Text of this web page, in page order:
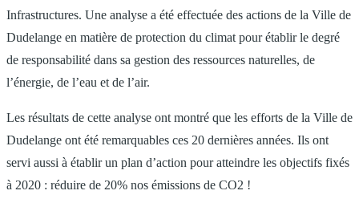
Infrastructures. Une analyse a été effectuée des actions de la Ville de
Dudelange en matière de protection du climat pour établir le degré
de responsabilité dans sa gestion des ressources naturelles, de
l’énergie, de l’eau et de l’air.
Les résultats de cette analyse ont montré que les efforts de la Ville de
Dudelange ont été remarquables ces 20 dernières années. Ils ont
servi aussi à établir un plan d’action pour atteindre les objectifs fixés
à 2020 : réduire de 20% nos émissions de CO2 !